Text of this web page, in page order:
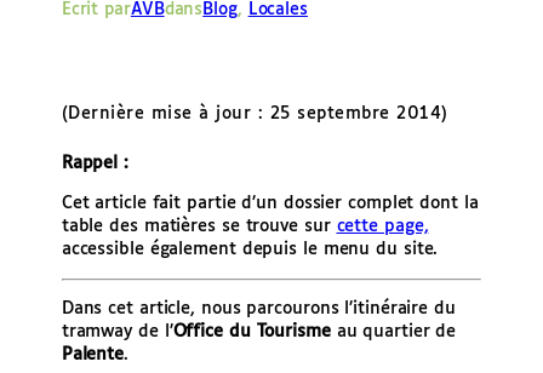
Écrit parAVBdans Blog, Locales
(Dernière mise à jour : 25 septembre 2014)
Rappel :
Cet article fait partie d’un dossier complet dont la
table des matières se trouve sur cette page,
accessible également depuis le menu du site.
Dans cet article, nous parcourons l’itinéraire du
tramway de l’Office du Tourismeau quartier de
Palente.